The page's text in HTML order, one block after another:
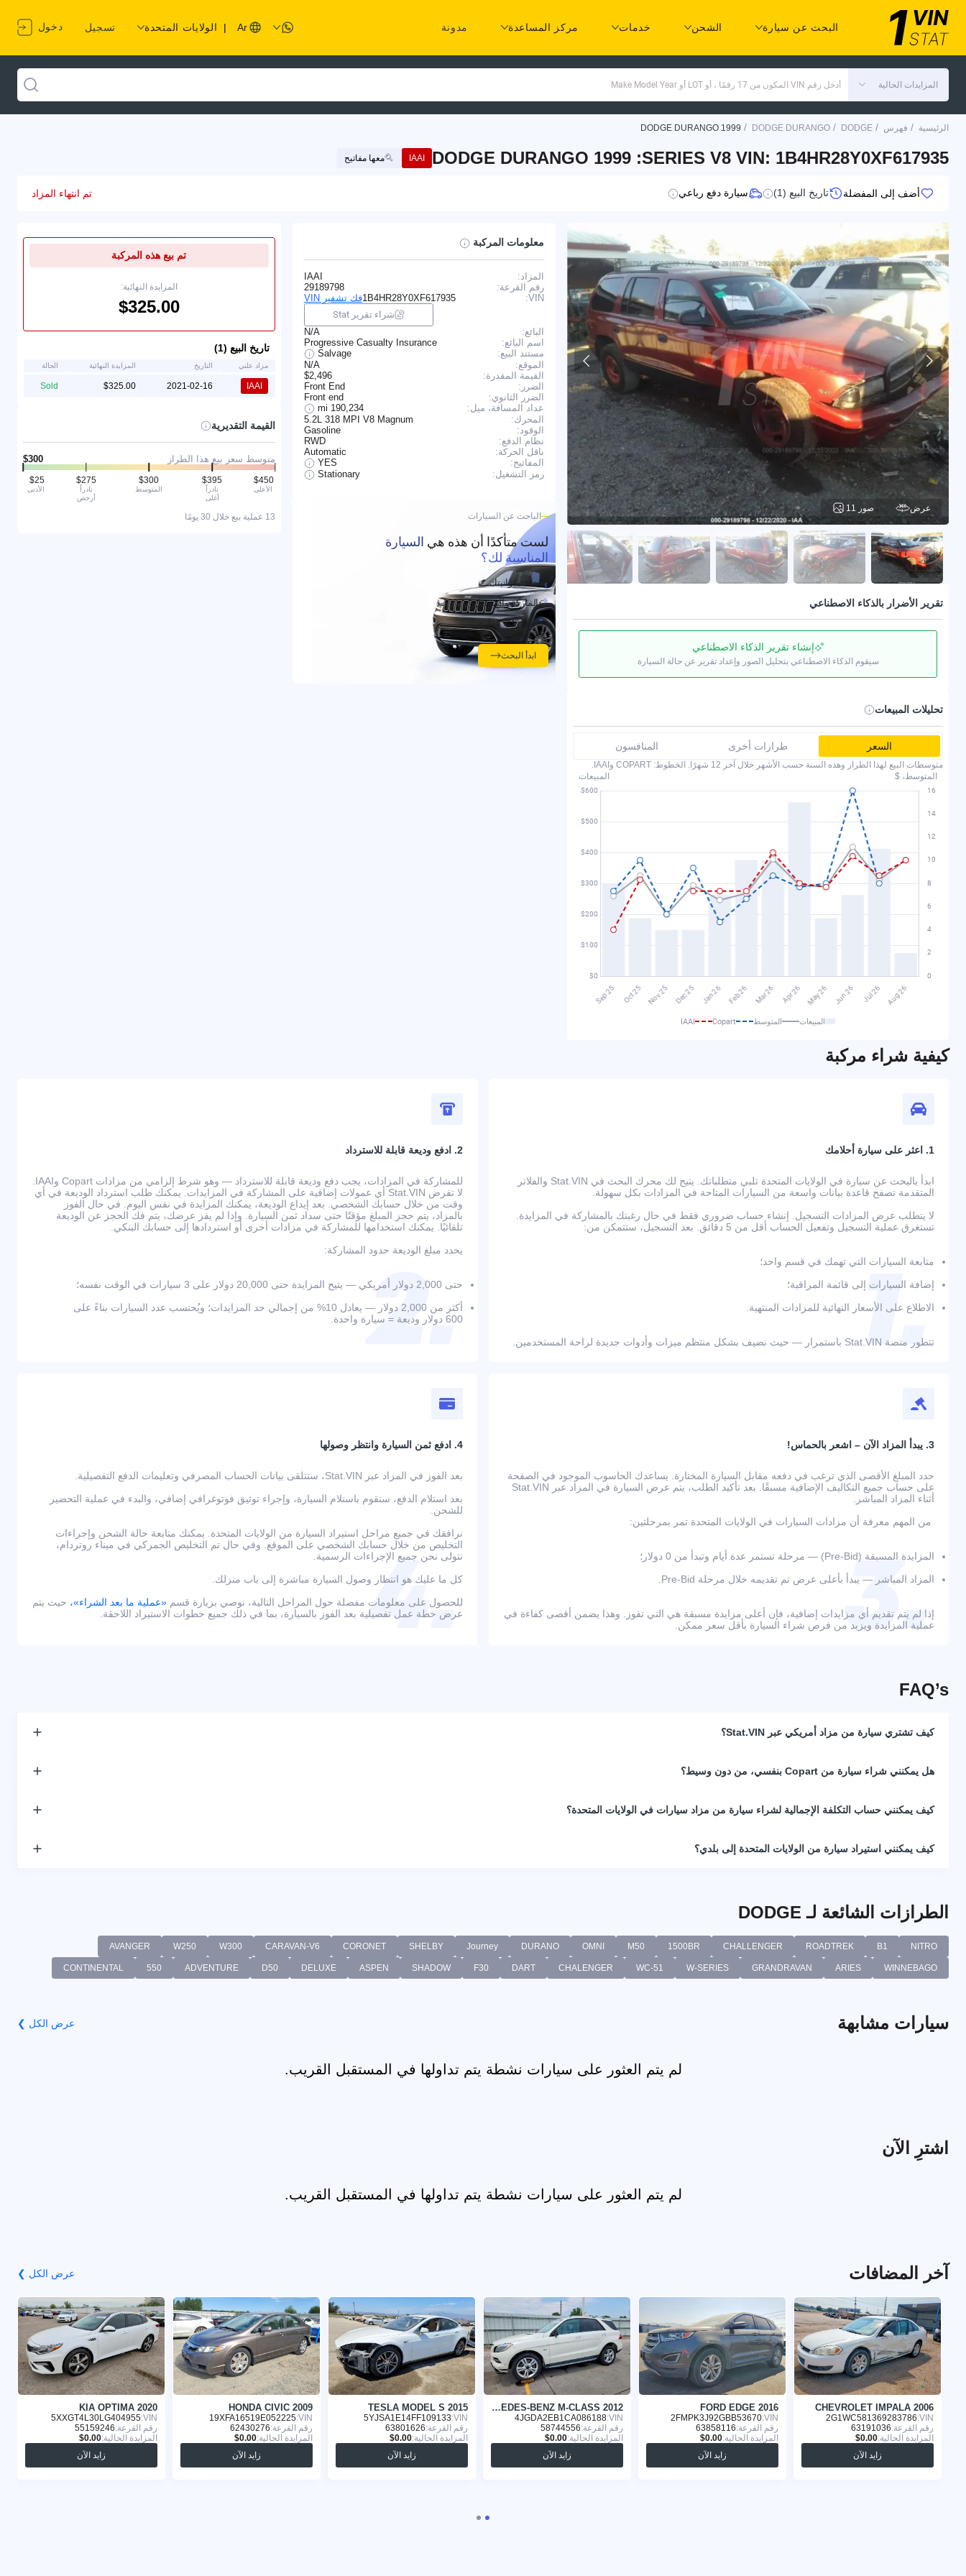
البحث عن سيارة الشحن خدمات مركز المساعدة مدونة Ar
| الولايات المتحدة تسجيل دخول
المزايدات الحالية أدخل رقم VIN المكون من 17 رقمًا ، أو LOT أو Make Model Year
الرئيسية / فهرس /
DODGE
/
DODGE DURANGO
/
DODGE DURANGO 1999
DODGE DURANGO 1999 :SERIES V8 VIN: 1B4HR28Y0XF617935
IAAI معها مفاتيح
أضف إلى المفضلة تاريخ البيع (1) سيارة دفع رباعي تم انتهاء المزاد
11 صور عرض
تقرير الأضرار بالذكاء الاصطناعي
إنشاء تقرير الذكاء الاصطناعي
سيقوم الذكاء الاصطناعي بتحليل الصور وإعداد تقرير عن حالة السيارة
تحليلات المبيعات
السعر طرازات أخرى المنافسون
متوسطات البيع لهذا الطراز وهذه السنة حسب الأشهر خلال آخر 12 شهرًا. الخطوط: COPART وIAAI.
المتوسط، $
المبيعات
المبيعات المتوسط Copart
IAAI
معلومات المركبة
المزاد:
IAAI
رقم القرعة:
29189798
VIN:
1B4HR28Y0XF617935فك تشفير VIN
شراء تقرير Stat
البائع:
N/A
اسم البائع:
Progressive Casualty Insurance
مستند البيع:
Salvage
الموقع:
N/A
القيمة المقدرة:
$2,496
الضرر:
Front End
الضرر الثانوي:
Front end
عداد المسافة، ميل:
190,234 mi
المحرك:
5.2L 318 MPI V8 Magnum
الوقود:
Gasoline
نظام الدفع:
RWD
ناقل الحركة:
Automatic
المفاتيح:
YES
رمز التشغيل:
Stationary
الباحث عن السيارات
لست متأكدًا أن هذه هي السيارة
المناسبة لك؟
حدد ميزانيتك
الماركة والموديل
أفضل 20 سيارة
ابدأ البحث
تم بيع هذه المركبة
المزايدة النهائية:
⁦$325.00⁩
تاريخ البيع (1)
مزاد علني التاريخ المزايدة النهائية الحالة
IAAI
2021-02-16
⁦$325.00⁩
Sold
القيمة التقديرية
متوسط سعر بيع هذا الطراز
الأدنى
⁦$275⁩
نادراً
أرخص
المتوسط
نادراً
أغلى
⁦$450⁩
الأعلى
13 عملية بيع خلال 30 يومًا
كيفية شراء مركبة
1. اعثر على سيارة أحلامك
ابدأ بالبحث عن سيارة في الولايات المتحدة تلبي متطلباتك. يتيح لك محرك البحث في Stat.VIN والفلاتر
المتقدمة تصفح قاعدة بيانات واسعة من السيارات المتاحة في المزادات بكل سهولة.
لا يتطلب عرض المزادات التسجيل. إنشاء حساب ضروري فقط في حال رغبتك بالمشاركة في المزايدة.
تستغرق عملية التسجيل وتفعيل الحساب أقل من 5 دقائق. بعد التسجيل، ستتمكن من:
متابعة السيارات التي تهمك في قسم واحد؛
إضافة السيارات إلى قائمة المراقبة؛
الاطلاع على الأسعار النهائية للمزادات المنتهية.
تتطور منصة Stat.VIN باستمرار — حيث نضيف بشكل منتظم ميزات وأدوات جديدة لراحة المستخدمين.
2. ادفع وديعة قابلة للاسترداد
لا تفرض Stat.VIN أي عمولات إضافية على المشاركة في المزايدات. يمكنك طلب استرداد الوديعة في أي
وقت من خلال حسابك الشخصي. بعد إيداع الوديعة، يمكنك المزايدة في نفس اليوم. في حال الفوز
بالمزاد، يتم حجز المبلغ مؤقتًا حتى سداد ثمن السيارة. وإذا لم يفز عرضك، يتم فك الحجز عن الوديعة
تلقائيًا. يمكنك استخدامها للمشاركة في مزادات أخرى أو استردادها إلى حسابك البنكي.
يحدد مبلغ الوديعة حدود المشاركة:
حتى 2,000 دولار أمريكي — يتيح المزايدة حتى 20,000 دولار على 3 سيارات في الوقت نفسه؛
أكثر من 2,000 دولار — يعادل 10% من إجمالي حد المزايدات؛ ويُحتسب عدد السيارات بناءً على
600 دولار وديعة = سيارة واحدة.
3. يبدأ المزاد الآن – اشعر بالحماس!
حدد المبلغ الأقصى الذي ترغب في دفعه مقابل السيارة المختارة. يساعدك الحاسوب الموجود في الصفحة
على حساب جميع التكاليف الإضافية مسبقًا. بعد تأكيد الطلب، يتم عرض السيارة في المزاد عبر Stat.VIN
أثناء المزاد المباشر.
من المهم معرفة أن مزادات السيارات في الولايات المتحدة تمر بمرحلتين:
المزايدة المسبقة (Pre-Bid) — مرحلة تستمر عدة أيام وتبدأ من 0 دولار؛
المزاد المباشر — يبدأ بأعلى عرض تم تقديمه خلال مرحلة Pre-Bid.
إذا لم يتم تقديم أي مزايدات إضافية، فإن أعلى مزايدة مسبقة هي التي تفوز. وهذا يضمن أقصى كفاءة في
عملية المزايدة ويزيد من فرص شراء السيارة بأقل سعر ممكن.
4. ادفع ثمن السيارة وانتظر وصولها
بعد الفوز في المزاد عبر Stat.VIN، ستتلقى بيانات الحساب المصرفي وتعليمات الدفع التفصيلية.
بعد استلام الدفع، سنقوم باستلام السيارة، وإجراء توثيق فوتوغرافي إضافي، والبدء في عملية التحضير
للشحن.
نرافقك في جميع مراحل استيراد السيارة من الولايات المتحدة. يمكنك متابعة حالة الشحن وإجراءات
التخليص من خلال حسابك الشخصي على الموقع. وفي حال تم التخليص الجمركي في ميناء روتردام،
نتولى نحن جميع الإجراءات الرسمية.
كل ما عليك هو انتظار وصول السيارة مباشرة إلى باب منزلك.
للحصول على معلومات مفصلة حول المراحل التالية، نوصي بزيارة قسم «عملية ما بعد الشراء»، حيث يتم
عرض خطة عمل تفصيلية بعد الفوز بالسيارة، بما في ذلك جميع خطوات الاستيراد اللاحقة.
FAQ’s
كيف تشتري سيارة من مزاد أمريكي عبر Stat.VIN؟
هل يمكنني شراء سيارة من Copart بنفسي، من دون وسيط؟
كيف يمكنني حساب التكلفة الإجمالية لشراء سيارة من مزاد سيارات في الولايات المتحدة؟
كيف يمكنني استيراد سيارة من الولايات المتحدة إلى بلدي؟
الطرازات الشائعة لـ DODGE
NITRO
B1
ROADTREK
CHALLENGER
1500BR
M50
OMNI
DURANO
Journey
SHELBY
CORONET
CARAVAN-V6
W300
W250
AVANGER
WINNEBAGO
ARIES
GRANDRAVAN
W-SERIES
WC-51
CHALENGER
DART
F30
SHADOW
ASPEN
DELUXE
D50
ADVENTURE
550
CONTINENTAL
سيارات مشابهة عرض الكل ❯
لم يتم العثور على سيارات نشطة يتم تداولها في المستقبل القريب.
اشترِ الآن
لم يتم العثور على سيارات نشطة يتم تداولها في المستقبل القريب.
آخر المضافات عرض الكل ❯
CHEVROLET IMPALA 2006
VIN:
2G1WC581369283786
رقم القرعة:63191036
المزايدة الحالية:
زايد الآن
FORD EDGE 2016
VIN:
2FMPK3J92GBB53670
رقم القرعة:63858116
المزايدة الحالية:
زايد الآن
MERCEDES-BENZ M-CLASS 2012
VIN:
4JGDA2EB1CA086188
رقم القرعة:58744556
المزايدة الحالية:
زايد الآن
TESLA MODEL S 2015
VIN:
5YJSA1E14FF109133
رقم القرعة:63801626
المزايدة الحالية:
زايد الآن
HONDA CIVIC 2009
VIN:
19XFA16519E052225
رقم القرعة:62430276
المزايدة الحالية:
زايد الآن
KIA OPTIMA 2020
VIN:
5XXGT4L30LG404955
رقم القرعة:55159246
المزايدة الحالية:
زايد الآن